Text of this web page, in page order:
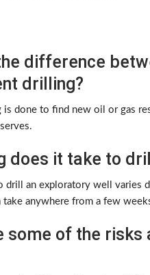
difference
drilling?
is done to find new oil or gas
does it take to
drill an exploratory well varies
take anywhere from a few
some of the